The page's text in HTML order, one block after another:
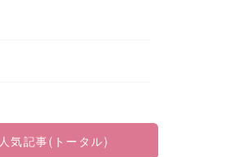
人気記事(トータル)